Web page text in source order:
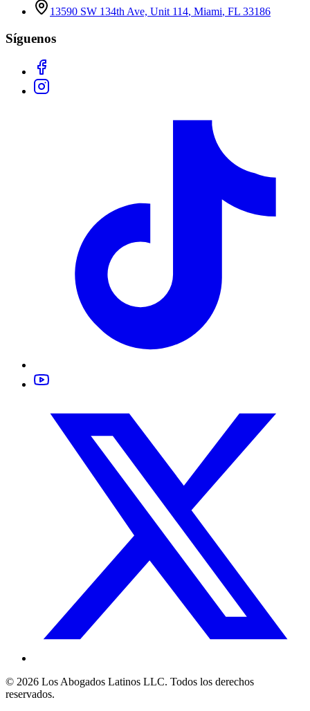
13590 SW 134th Ave, Unit 114, Miami, FL 33186
Síguenos
© 2026 Los Abogados Latinos LLC. Todos los derechos
reservados.